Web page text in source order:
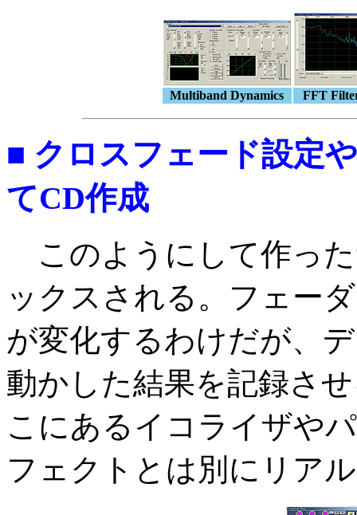
Multiband Dynamics FFT
■ クロスフェード設定
てCD作成
このようにして作っ
ックスされる。フェー
が変化するわけだが、
動かした結果を記録さ
こにあるイコライザや
フェクトとは別にリア